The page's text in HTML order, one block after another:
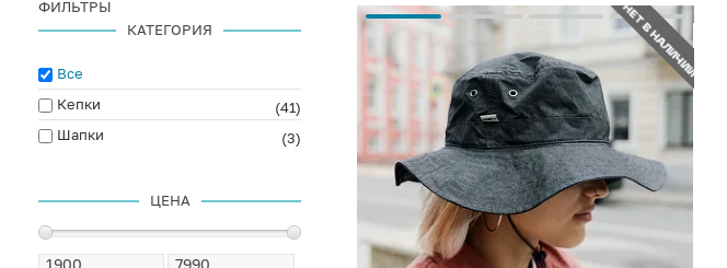
НЕТ В НАЛИЧИИ
ФИЛЬТРЫ
КАТЕГОРИЯ
Все
Кепки
(41)
Шапки
(3)
ЦЕНА